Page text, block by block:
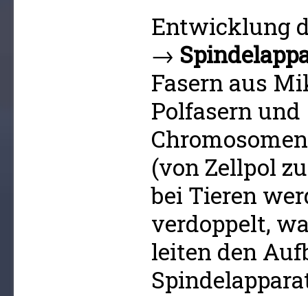
Entwicklung
→
Fasern aus
Polfasern und
(von Zellpol
bei Tieren
verdoppelt,
leiten den